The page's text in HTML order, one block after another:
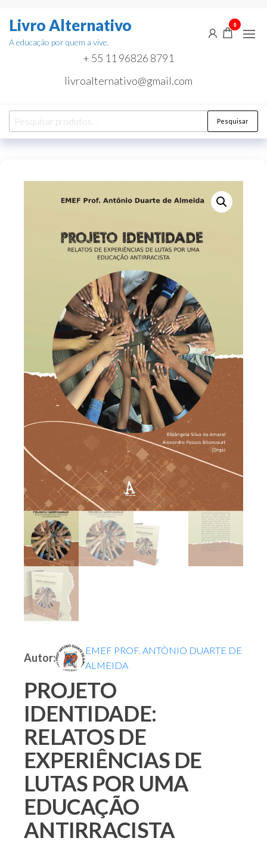
paraLivro Alternativo
A educação por quem a vive.
+ 55 11 96826 8791
livroalternativo@gmail.com
0
Pesquisar
por:
Pesquisar
Autor:
EMEF PROF. ANTÔNIO DUARTE DE
ALMEIDA
PROJETO
IDENTIDADE:
RELATOS DE
EXPERIÊNCIAS DE
LUTAS POR UMA
EDUCAÇÃO
ANTIRRACISTA